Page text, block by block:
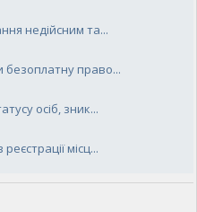
недійсним та...
право...
осіб, зник...
місц...